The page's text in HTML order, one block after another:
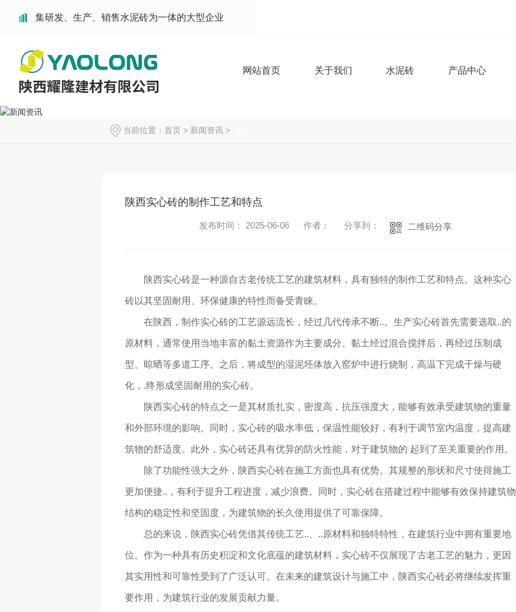
集研发、生产、销售水泥砖为一体的大型企业
网站首页 关于我们 水泥砖 产品中心
当前位置： 首页 > 新闻资讯 >
陕西实心砖的制作工艺和特点
发布时间： 2025-06-06 作者： 分享到： 二维码分享
陕西实心砖是一种源自古老传统工艺的建筑材料，具有独特的制作工艺和特点。这种实心
砖以其坚固耐用、环保健康的特性而备受青睐。
在陕西，制作实心砖的工艺源远流长，经过几代传承不断..。生产实心砖首先需要选取..的
原材料，通常使用当地丰富的黏土资源作为主要成分。黏土经过混合搅拌后，再经过压制成
型、晾晒等多道工序。之后，将成型的湿泥坯体放入窑炉中进行烧制，高温下完成干燥与硬
化，.终形成坚固耐用的实心砖。
陕西实心砖的特点之一是其材质扎实，密度高，抗压强度大，能够有效承受建筑物的重量
和外部环境的影响。同时，实心砖的吸水率低，保温性能较好，有利于调节室内温度，提高建
筑物的舒适度。此外，实心砖还具有优异的防火性能，对于建筑物的 起到了至关重要的作用。
除了功能性强大之外，陕西实心砖在施工方面也具有优势。其规整的形状和尺寸使得施工
更加便捷..，有利于提升工程进度，减少浪费。同时，实心砖在搭建过程中能够有效保持建筑物
结构的稳定性和坚固度，为建筑物的长久使用提供了可靠保障。
总的来说，陕西实心砖凭借其传统工艺..、..原材料和独特特性，在建筑行业中拥有重要地
位。作为一种具有历史积淀和文化底蕴的建筑材料，实心砖不仅展现了古老工艺的魅力，更因
其实用性和可靠性受到了广泛认可。在未来的建筑设计与施工中，陕西实心砖必将继续发挥重
要作用，为建筑行业的发展贡献力量。